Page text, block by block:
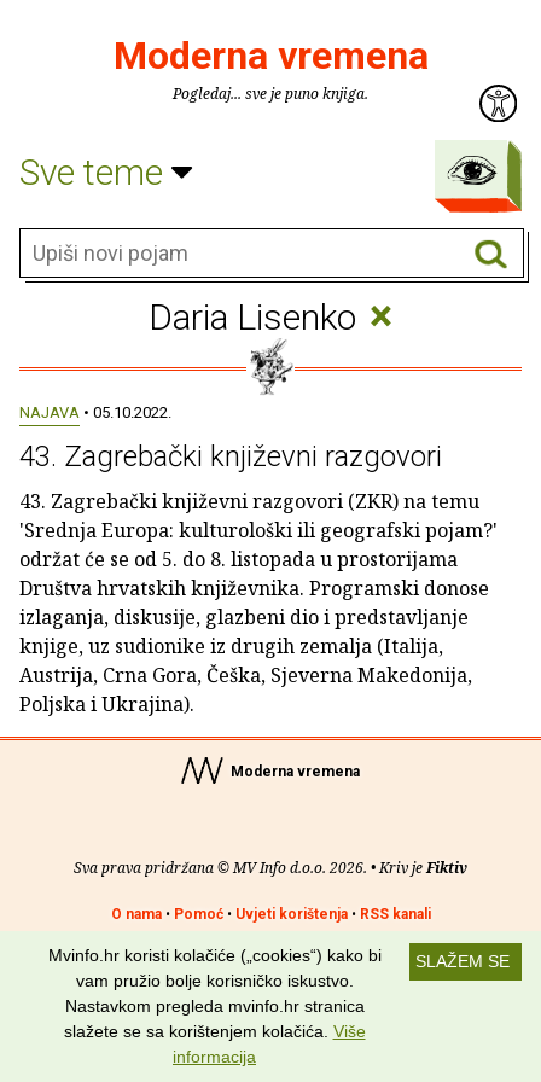
Moderna vremena
Pogledaj... sve je puno knjiga.
Sve teme
Daria Lisenko ×
NAJAVA • 05.10.2022.
43. Zagrebački književni razgovori
43. Zagrebački književni razgovori (ZKR) na temu
'Srednja Europa: kulturološki ili geografski pojam?'
održat će se od 5. do 8. listopada u prostorijama
Društva hrvatskih književnika. Programski donose
izlaganja, diskusije, glazbeni dio i predstavljanje
knjige, uz sudionike iz drugih zemalja (Italija,
Austrija, Crna Gora, Češka, Sjeverna Makedonija,
Poljska i Ukrajina).
Moderna vremena
Sva prava pridržana © MV Info d.o.o. 2026. • Kriv jeFiktiv
O nama• Pomoć• Uvjeti korištenja• RSS kanali
Potraži nas na: SLAŽEM SE
Mvinfo.hr koristi kolačiće („cookies“) kako bi
vam pružio bolje korisničko iskustvo.
Nastavkom pregleda mvinfo.hr stranica
slažete se sa korištenjem kolačića. Više
informacija